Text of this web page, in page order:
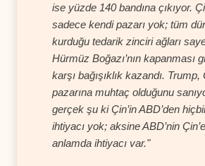
ise yüzde 140 bandına çıkıyor.
sadece kendi pazarı yok; tüm
kurduğu tedarik zinciri ağları
Hürmüz Boğazı’nın kapanması
karşı bağışıklık kazandı. Trump,
pazarına muhtaç olduğunu
gerçek şu ki Çin’in ABD’den
ihtiyacı yok; aksine ABD’nin
anlamda ihtiyacı var."